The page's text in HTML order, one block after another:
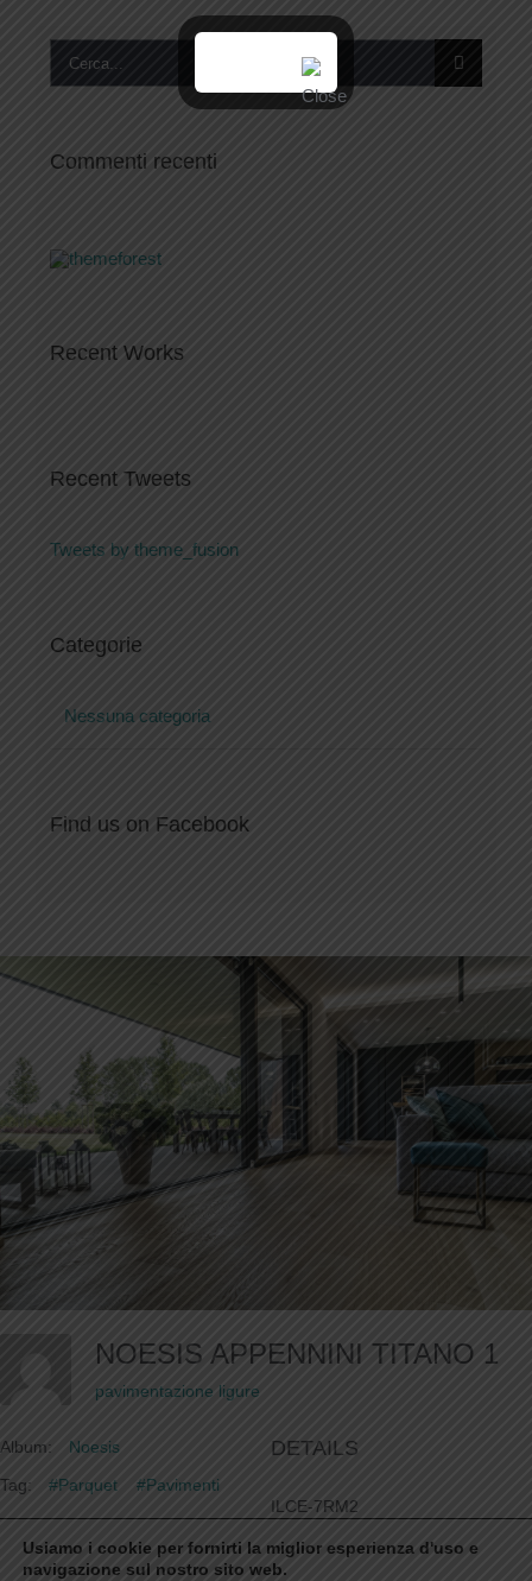
Cerca
Commenti recenti
Recent Works
Recent Tweets
Tweets by theme_fusion
Categorie
Nessuna categoria
Find us on Facebook
NOESIS APPENNINI TITANO 1
pavimentazione ligure
Album:
Noesis
Tag:
#Parquet #Pavimenti
DETAILS
ILCE-7RM2
24mm
ƒ/9.0
Usiamo i cookie per fornirti la miglior esperienza d'uso e
navigazione sul nostro sito web.